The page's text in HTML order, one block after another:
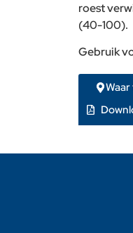
roest
(40-100).
Gebruik